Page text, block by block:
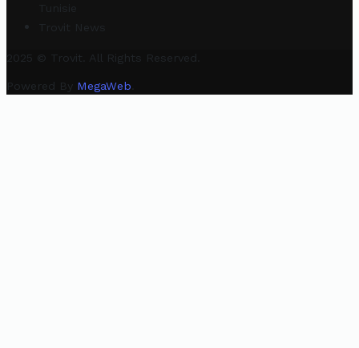
Tunisie
Trovit News
2025 © Trovit. All Rights Reserved.
Powered By MegaWeb